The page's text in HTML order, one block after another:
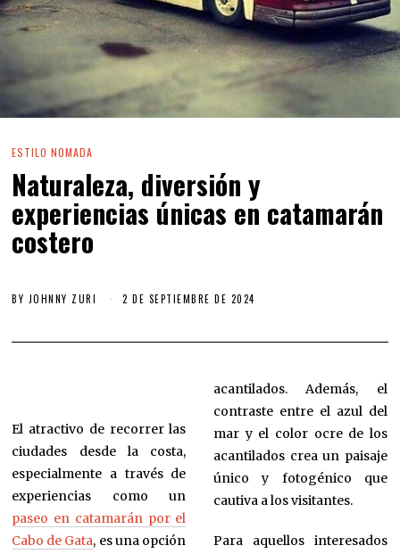
ESTILO NOMADA
Naturaleza, diversión y
experiencias únicas en catamarán
costero
BY JOHNNY ZURI 2 DE SEPTIEMBRE DE 2024
El atractivo de recorrer las
ciudades desde la costa,
especialmente a través de
experiencias como un
paseo en catamarán por el
Cabo de Gata, es una opción
acantilados. Además, el
contraste entre el azul del
mar y el color ocre de los
acantilados crea un paisaje
único y fotogénico que
cautiva a los visitantes.
Para aquellos interesados